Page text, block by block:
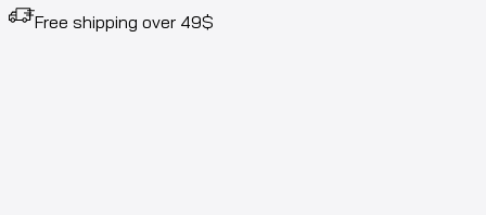
Free shipping over 49$